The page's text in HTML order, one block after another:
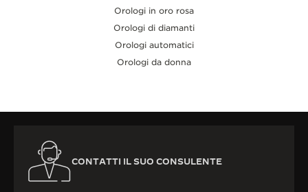
Orologi in oro rosa
Orologi di diamanti
Orologi automatici
Orologi da donna
CONTATTI IL SUO CONSULENTE